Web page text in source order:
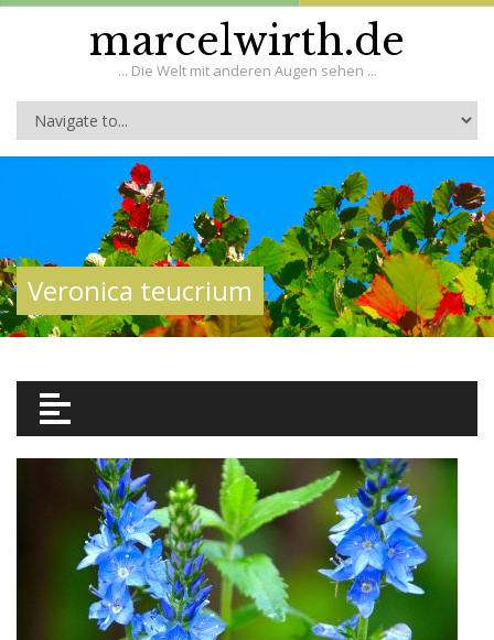
marcelwirth.de
... Die Welt mit anderen Augen sehen ...
Veronica teucrium